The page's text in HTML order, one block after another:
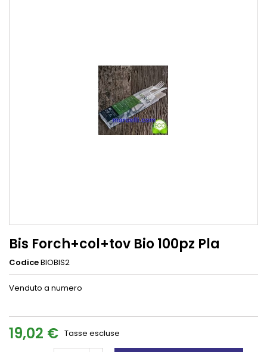
Bis Forch+col+tov Bio 100pz Pla
CodiceBIOBIS2
Venduto a numero
19,02 € Tasse escluse